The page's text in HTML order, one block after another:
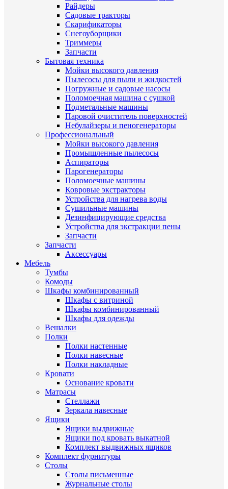
Райдеры
Садовые тракторы
Скарификаторы
Снегоуборщики
Триммеры
Запчасти
Бытовая техника
Мойки высокого давления
Пылесосы для пыли и жидкостей
Погружные и садовые насосы
Поломоечная машина с сушкой
Подметальные машины
Паровой очиститель поверхностей
Небулайзеры и пеногенераторы
Профессиональный
Мойки высокого давления
Промышленные пылесосы
Аспираторы
Парогенераторы
Поломоечные машины
Ковровые экстракторы
Устройства для нагрева воды
Сушильные машины
Дезинфицирующие средства
Устройства для экстракции пены
Запчасти
Запчасти
Аксессуары
Мебель
Тумбы
Комоды
Шкафы комбинированный
Шкафы с витриной
Шкафы комбинированный
Шкафы для одежды
Вешалки
Полки
Полки настенные
Полки навесные
Полки накладные
Кровати
Основание кровати
Матрасы
Стеллажи
Зеркала навесные
Ящики
Ящики выдвижные
Ящики под кровать выкатной
Комплект выдвижных ящиков
Комплект фурнитуры
Столы
Столы письменные
Журнальные cтолы